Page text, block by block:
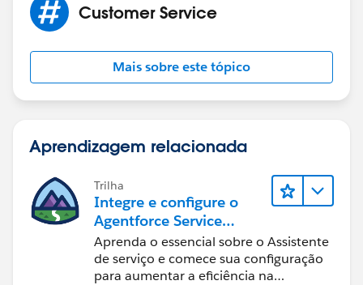
Customer Service
Mais sobre este tópico
Aprendizagem relacionada
Trilha
Integre e configure o
Agentforce Service
Assistant (Assistente de
serviço do Agentforce)
Aprenda o essencial sobre o Assistente
de serviço e comece sua configuração
para aumentar a eficiência na